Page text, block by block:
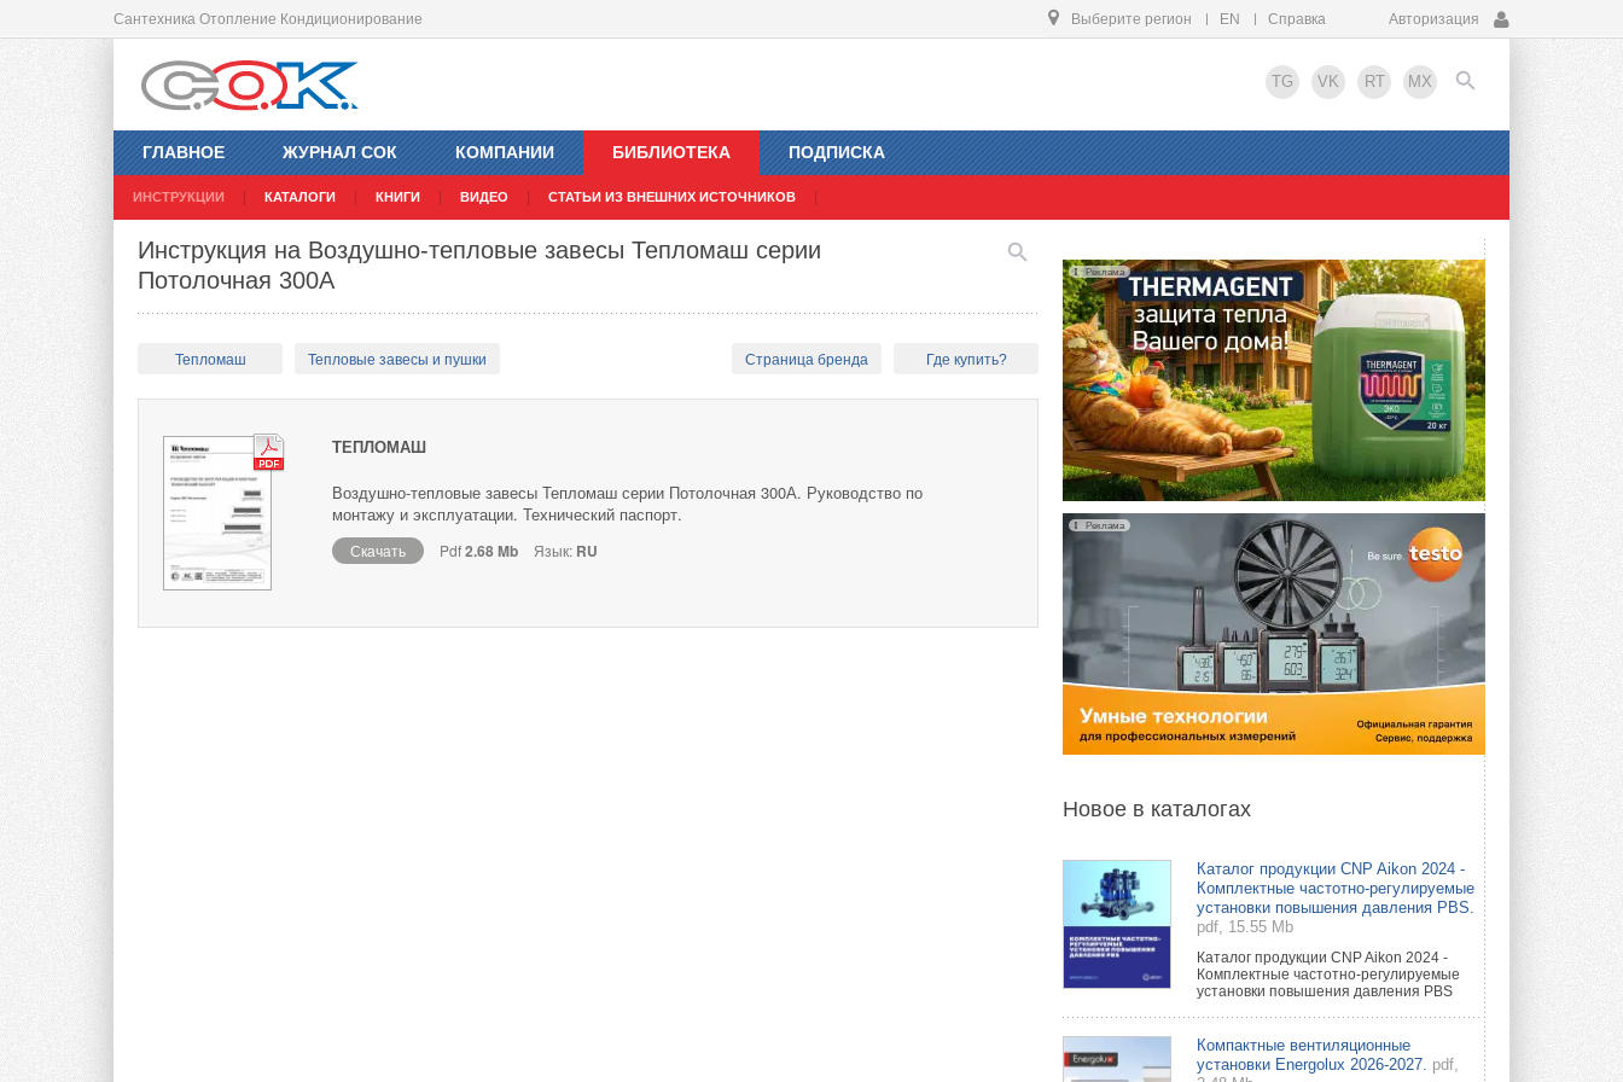
Сантехника Отопление Кондиционирование Выберите регион EN Справка Авторизация
TG VK RT MX
ГЛАВНОЕ ЖУРНАЛ СОК КОМПАНИИ БИБЛИОТЕКА
ИНСТРУКЦИИ КАТАЛОГИ КНИГИ ВИДЕО СТАТЬИ ИЗ ВНЕШНИХ ИСТОЧНИКОВ
ПОДПИСКА
EN
Инструкция на Воздушно-тепловые завесы Тепломаш серии
Потолочная 300А
Тепломаш Тепловые завесы и пушки Страница бренда Где купить?
ТЕПЛОМАШ
Воздушно-тепловые завесы Тепломаш серии Потолочная 300А. Руководство по
монтажу и эксплуатации. Технический паспорт.
Скачать Pdf2.68 Mb Язык: RU
Реклама
Реклама
Новое в каталогах
Каталог продукции CNP Aikon 2024 -
Комплектные частотно-регулируемые
установки повышения давления PBS.
pdf, 15.55 Mb
Каталог продукции CNP Aikon 2024 -
Комплектные частотно-регулируемые
установки повышения давления PBS
Компактные вентиляционные
установки Energolux 2026-2027. pdf,